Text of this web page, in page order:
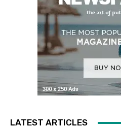
LATEST ARTICLES